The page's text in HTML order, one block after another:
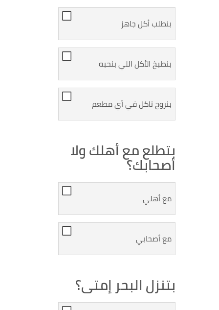
بنطلب أكل جاهز
بنطبخ الأكل اللي بنحبه
بنروح ناكل في أي مطعم
بتطلع مع أهلك ولا
أصحابك؟
مع أهلي
مع أصحابي
بتنزل البحر إمتى؟